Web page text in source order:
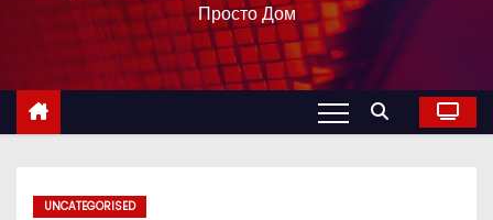
с
Просто Дом
UNCATEGORISED